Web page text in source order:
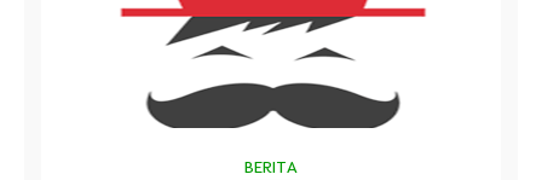
BERITA